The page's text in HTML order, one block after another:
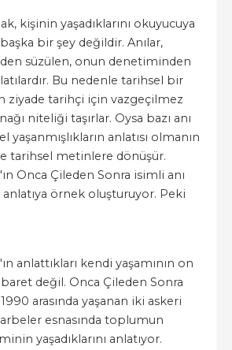
kişinin yaşadıklarını okuyucuya
bir şey değildir. Anılar,
süzülen, onun denetiminden
Bu nedenle tarihsel bir
ziyade tarihçi için vazgeçilmez
niteliği taşırlar. Oysa bazı anı
yaşanmışlıkların anlatısı olmanın
tarihsel metinlere dönüşür.
Onca Çileden Sonra isimli anı
örnek oluşturuyor. Peki
anlattıkları kendi yaşamının on
değil. Onca Çileden Sonra
arasında yaşanan iki askeri
esnasında toplumun
yaşadıklarını anlatıyor.